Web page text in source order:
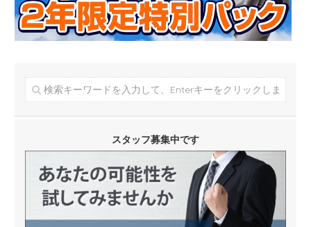
スタッフ募集中です